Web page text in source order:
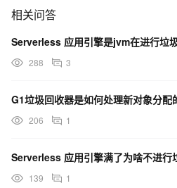
相关问答
288 3
206 1
Serverless 应用引擎满了为啥不进行
139 1